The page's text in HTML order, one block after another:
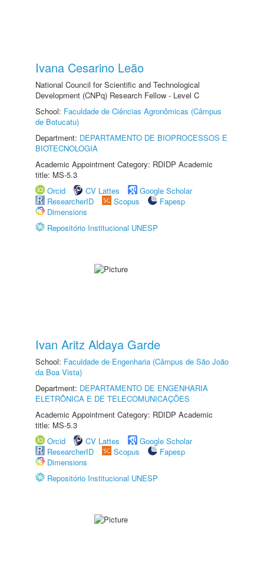
Ivana Cesarino Leão
National Council for Scientific and Technological
Development (CNPq) Research Fellow - Level C
School: Faculdade de Ciências Agronômicas (Câmpus
de Botucatu)
Department: DEPARTAMENTO DE BIOPROCESSOS E
BIOTECNOLOGIA
Academic Appointment Category: RDIDP Academic
title: MS-5.3
Orcid
CV Lattes
Google Scholar
ResearcherID
Scopus
Fapesp
Dimensions
Repositório Institucional UNESP
Ivan Aritz Aldaya Garde
School: Faculdade de Engenharia (Câmpus de São João
da Boa Vista)
Department: DEPARTAMENTO DE ENGENHARIA
ELETRÔNICA E DE TELECOMUNICAÇÕES
Academic Appointment Category: RDIDP Academic
title: MS-5.3
Orcid
CV Lattes
Google Scholar
ResearcherID
Scopus
Fapesp
Dimensions
Repositório Institucional UNESP